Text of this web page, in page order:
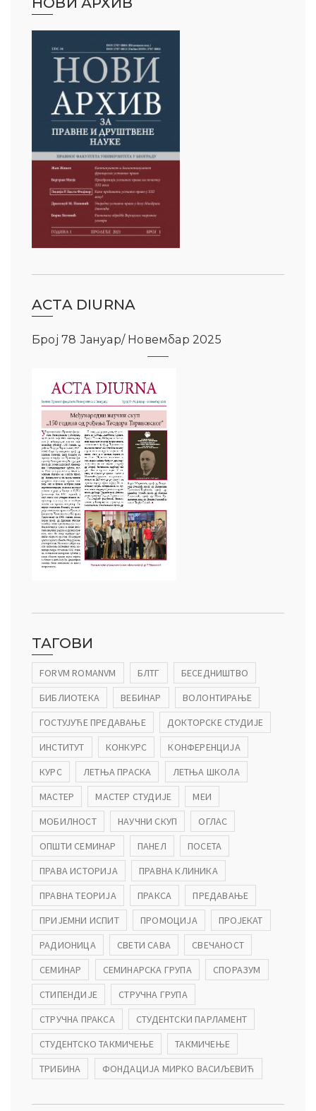
ACTA DIURNA
Број 78 Јануар/ Новембар 2025
ТАГОВИ
FORVM ROMANVM БЛТГ
БЕСЕДНИШТВО
БИБЛИОТЕКА
ВЕБИНАР
ВОЛОНТИРАЊЕ
ГОСТУЈУЋЕ ПРЕДАВАЊЕ
ДОКТОРСКЕ СТУДИЈЕ
ИНСТИТУТ
КОНКУРС
КОНФЕРЕНЦИЈА
КУРС
ЛЕТЊА ПРАСКА
ЛЕТЊА ШКОЛА
МАСТЕР
МАСТЕР СТУДИЈЕ
МЕИ
МОБИЛНОСТ
НАУЧНИ СКУП
ОГЛАС
ОПШТИ СЕМИНАР
ПАНЕЛ
ПОСЕТА
ПРАВА ИСТОРИЈА
ПРАВНА КЛИНИКА
ПРАВНА ТЕОРИЈА
ПРАКСА
ПРЕДАВАЊЕ
ПРИЈЕМНИ ИСПИТ
ПРОМОЦИЈА
ПРОЈЕКАТ
РАДИОНИЦА
СВЕТИ САВА
СВЕЧАНОСТ
СЕМИНАР
СЕМИНАРСКА ГРУПА
СПОРАЗУМ
СТИПЕНДИЈЕ
СТРУЧНА ГРУПА
СТРУЧНА ПРАКСА
СТУДЕНТСКИ ПАРЛАМЕНТ
СТУДЕНТСКО ТАКМИЧЕЊЕ
ТАКМИЧЕЊЕ
ТРИБИНА
ФОНДАЦИЈА МИРКО ВАСИЉЕВИЋ